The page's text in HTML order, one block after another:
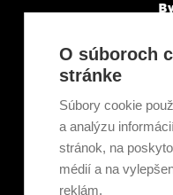
Tepelné
Školenie a
O súboroch
stránke
Súbory cookie
a analýzu
stránok, na
médií a na
reklám.